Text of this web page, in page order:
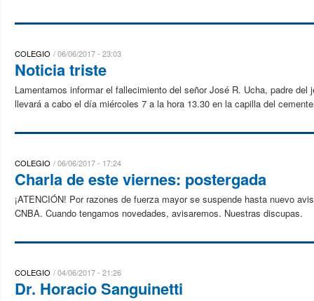
COLEGIO 06/06/2017 - 23:03
Noticia triste
Lamentamos informar el fallecimiento del señor José R. Ucha, padre
llevará a cabo el día miércoles 7 a la hora 13.30 en la capilla del
COLEGIO 06/06/2017 - 17:24
Charla de este viernes: postergada
¡ATENCIÓN! Por razones de fuerza mayor se suspende hasta nuevo
CNBA. Cuando tengamos novedades, avisaremos. Nuestras discupas.
COLEGIO 04/06/2017 - 21:26
Dr. Horacio Sanguinetti